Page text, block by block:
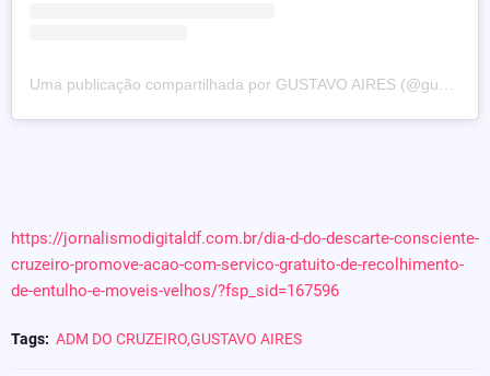
https://jornalismodigitaldf.com.br/dia-d-do-descarte-consciente-
cruzeiro-promove-acao-com-servico-gratuito-de-recolhimento-
de-entulho-e-moveis-velhos/?fsp_sid=167596
Tags: ADM DO CRUZEIRO,GUSTAVO AIRES